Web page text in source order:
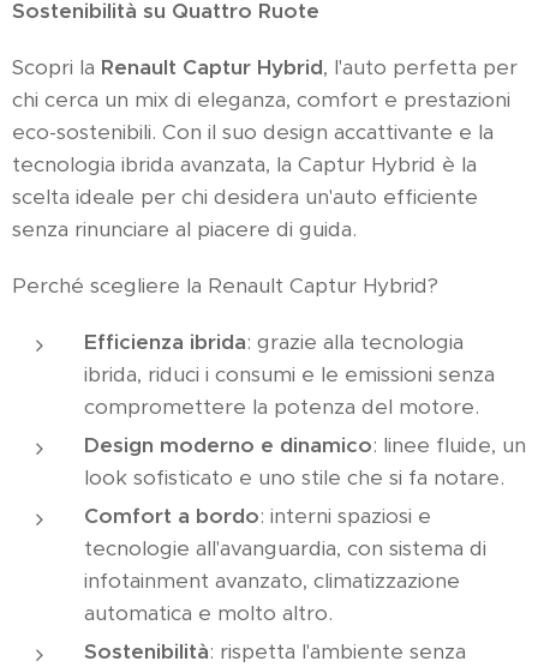
Sostenibilità su Quattro Ruote
Scopri la Renault Captur Hybrid, l'auto perfetta per
chi cerca un mix di eleganza, comfort e prestazioni
eco-sostenibili. Con il suo design accattivante e la
tecnologia ibrida avanzata, la Captur Hybrid è la
scelta ideale per chi desidera un'auto efficiente
senza rinunciare al piacere di guida.
Perché scegliere la Renault Captur Hybrid?
Efficienza ibrida: grazie alla tecnologia
ibrida, riduci i consumi e le emissioni senza
compromettere la potenza del motore.
Design moderno e dinamico: linee fluide, un
look sofisticato e uno stile che si fa notare.
Comfort a bordo: interni spaziosi e
tecnologie all'avanguardia, con sistema di
infotainment avanzato, climatizzazione
automatica e molto altro.
Sostenibilità: rispetta l'ambiente senza